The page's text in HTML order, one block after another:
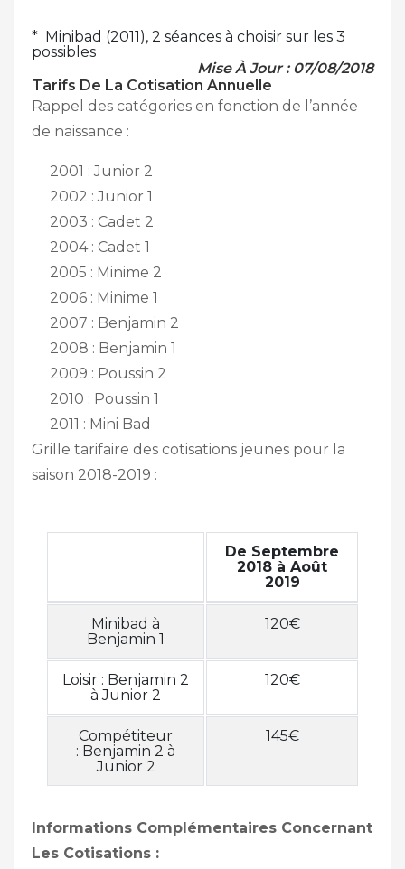
* Minibad (2011), 2 séances à choisir sur les 3
possibles
Mise À Jour : 07/08/2018
Tarifs De La Cotisation Annuelle
Rappel des catégories en fonction de l’année
de naissance :
2001 : Junior 2
2002 : Junior 1
2003 : Cadet 2
2004 : Cadet 1
2005 : Minime 2
2006 : Minime 1
2007 : Benjamin 2
2008 : Benjamin 1
2009 : Poussin 2
2010 : Poussin 1
2011 : Mini Bad
Grille tarifaire des cotisations jeunes pour la
saison 2018-2019 :
De Septembre
2018 à Août
2019
Minibad à
Benjamin 1
120€
Loisir : Benjamin 2
à Junior 2
120€
Compétiteur
: Benjamin 2 à
Junior 2
145€
Informations Complémentaires Concernant
Les Cotisations :